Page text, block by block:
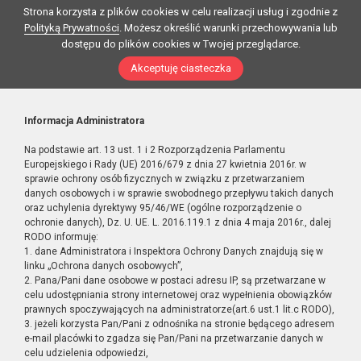
Strona korzysta z plików cookies w celu realizacji usług i zgodnie z
Polityką Prywatności. Możesz określić warunki przechowywania lub
dostępu do plików cookies w Twojej przeglądarce.
Akceptuję ciasteczka
Informacja Administratora
Na podstawie art. 13 ust. 1 i 2 Rozporządzenia Parlamentu
Europejskiego i Rady (UE) 2016/679 z dnia 27 kwietnia 2016r. w
sprawie ochrony osób fizycznych w związku z przetwarzaniem
danych osobowych i w sprawie swobodnego przepływu takich danych
oraz uchylenia dyrektywy 95/46/WE (ogólne rozporządzenie o
ochronie danych), Dz. U. UE. L. 2016.119.1 z dnia 4 maja 2016r., dalej
RODO informuję:
1. dane Administratora i Inspektora Ochrony Danych znajdują się w
linku „Ochrona danych osobowych”,
2. Pana/Pani dane osobowe w postaci adresu IP, są przetwarzane w
celu udostępniania strony internetowej oraz wypełnienia obowiązków
prawnych spoczywających na administratorze(art.6 ust.1 lit.c RODO),
3. jeżeli korzysta Pan/Pani z odnośnika na stronie będącego adresem
e-mail placówki to zgadza się Pan/Pani na przetwarzanie danych w
celu udzielenia odpowiedzi,